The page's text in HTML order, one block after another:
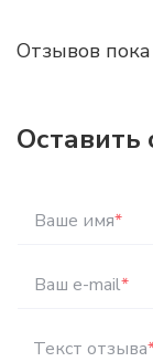
Отзывов
Оставить
Ваше имя*
Ваш e-mail*
Текст отзыва